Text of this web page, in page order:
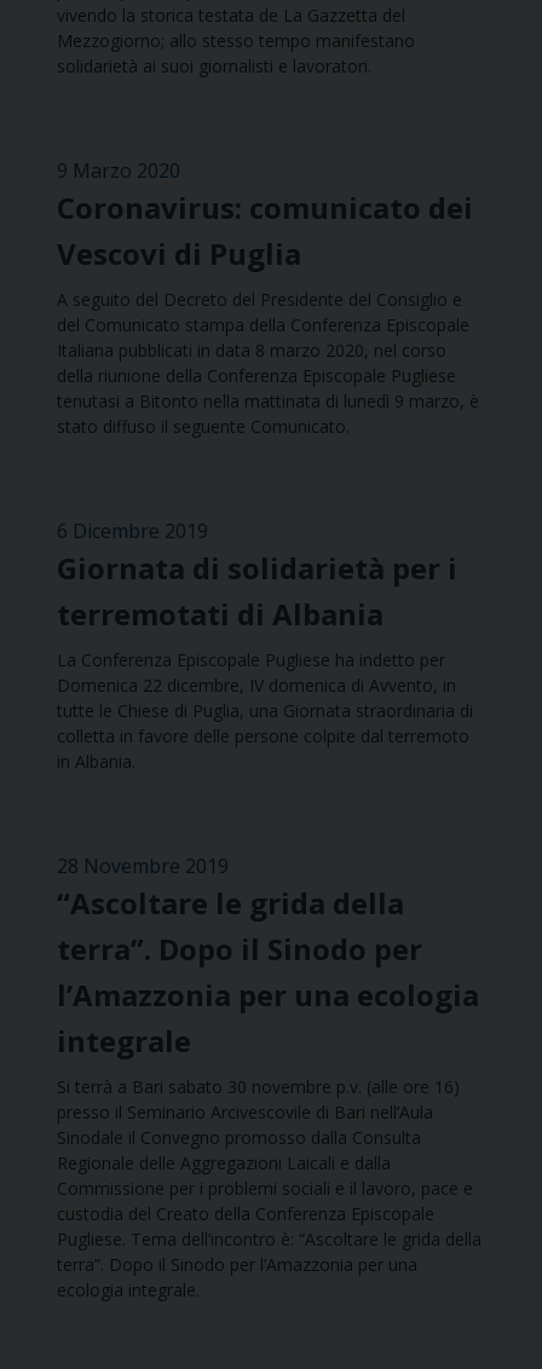
vivendo la storica testata de La Gazzetta del
Mezzogiorno; allo stesso tempo manifestano
solidarietà ai suoi giornalisti e lavoratori.
9 Marzo 2020
Coronavirus: comunicato dei
Vescovi di Puglia
A seguito del Decreto del Presidente del Consiglio e
del Comunicato stampa della Conferenza Episcopale
Italiana pubblicati in data 8 marzo 2020, nel corso
della riunione della Conferenza Episcopale Pugliese
tenutasi a Bitonto nella mattinata di lunedì 9 marzo, è
stato diffuso il seguente Comunicato.
6 Dicembre 2019
Giornata di solidarietà per i
terremotati di Albania
La Conferenza Episcopale Pugliese ha indetto per
Domenica 22 dicembre, IV domenica di Avvento, in
tutte le Chiese di Puglia, una Giornata straordinaria di
colletta in favore delle persone colpite dal terremoto
in Albania.
28 Novembre 2019
“Ascoltare le grida della
terra”. Dopo il Sinodo per
l’Amazzonia per una ecologia
integrale
Si terrà a Bari sabato 30 novembre p.v. (alle ore 16)
presso il Seminario Arcivescovile di Bari nell’Aula
Sinodale il Convegno promosso dalla Consulta
Regionale delle Aggregazioni Laicali e dalla
Commissione per i problemi sociali e il lavoro, pace e
custodia del Creato della Conferenza Episcopale
Pugliese. Tema dell’incontro è: “Ascoltare le grida della
terra”. Dopo il Sinodo per l’Amazzonia per una
ecologia integrale.